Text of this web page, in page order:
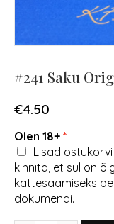
#241 Saku
€4.50
Olen 18+
Lisad
kinnita, et sul on
kättesaamiseks
dokumendi.